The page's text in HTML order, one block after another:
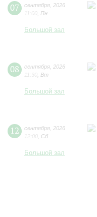
07 сентября 2026
11:00 Пн
Большой зал
08 сентября 2026
11:30 Вт
Большой зал
12 сентября 2026
12:00 Сб
Большой зал